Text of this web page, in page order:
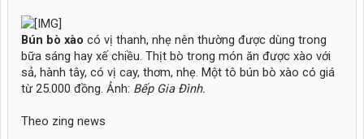
Bún bò xào có vị thanh, nhẹ nên thường được dùng trong
bữa sáng hay xế chiều. Thịt bò trong món ăn được xào với
sả, hành tây, có vị cay, thơm, nhẹ. Một tô bún bò xào có giá
từ 25.000 đồng. Ảnh: Bếp Gia Đình.
Theo zing news